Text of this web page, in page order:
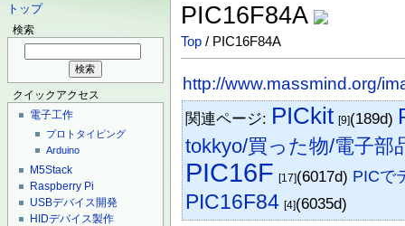
トップ
検索
クイックアクセス
電子工作
プロトタイピング
Arduino
M5Stack
Raspberry Pi
USBデバイス開発
HIDデバイス製作
PIC16F84A
Top / PIC16F84A
http://www.massmind.org/
関連ページ: PICkit [9](189d)
tokkyo/買った物/電子部
PIC16F [17](6017d) PICで
PIC16F84 [4](6035d)